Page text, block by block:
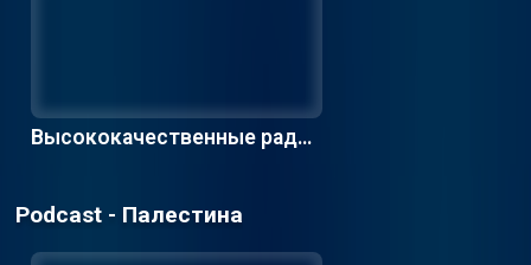
Высококачественные радио
Podcast - Палестина